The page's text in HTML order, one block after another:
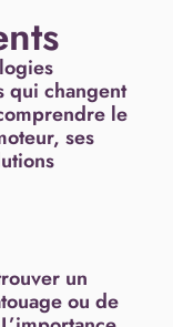
qui changent
le
ses
un
ou de